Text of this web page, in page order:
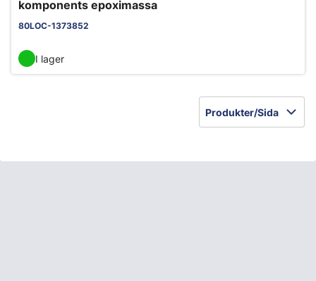
komponents epoximassa
80LOC-1373852
I lager
Produkter/Sida